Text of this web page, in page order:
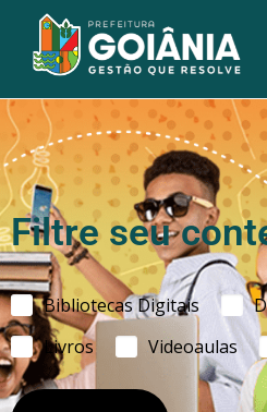
Filtre seu
Bibliotecas Digitais
Livros
Videoaulas